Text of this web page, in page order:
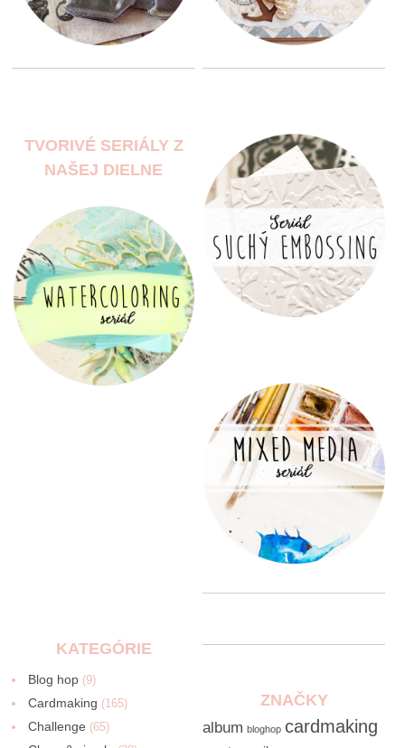
TVORIVÉ SERIÁLY Z
NAŠEJ DIELNE
KATEGÓRIE
Blog hop (9)
Cardmaking (165)
Challenge (65)
ZNAČKY
album bloghop cardmaking